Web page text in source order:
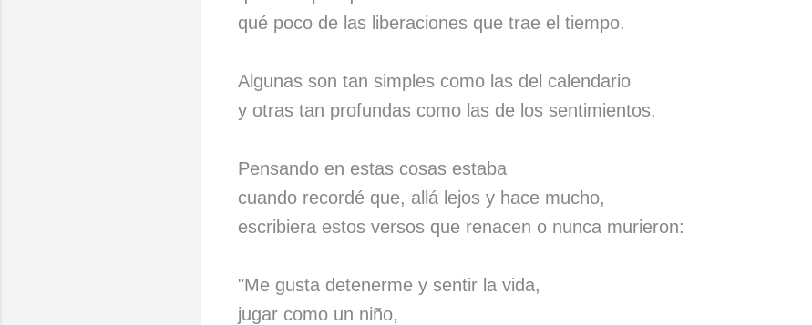
qué poco de las liberaciones que trae el tiempo.
Algunas son tan simples como las del calendario
y otras tan profundas como las de los sentimientos.
Pensando en estas cosas estaba
cuando recordé que, allá lejos y hace mucho,
escribiera estos versos que renacen o nunca murieron:
"Me gusta detenerme y sentir la vida,
jugar como un niño,